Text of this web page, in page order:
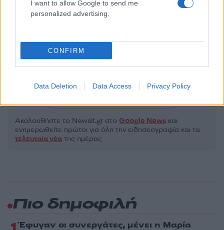
I want to allow Google to send me
personalized advertising.
CONFIRM
Data Deletion Data Access Privacy Policy
Υποβολή σχολίου
Πολιτική Απορρήτου& Όροι Χρήσης
Ακολουθήστε το Νewsit.gr στο Google News και
ενημερωθείτε πρώτοι για όλη την ειδησεογραφία και τα
τελευταία νέα της ημέρας
Πιο δημοφιλή
Έφυγαν οι συνεργάτες, μένει η Μαρία